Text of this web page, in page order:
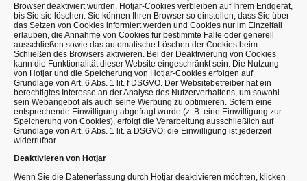
Browser deaktiviert wurden. Hotjar-Cookies verbleiben auf Ihrem Endgerät,
bis Sie sie löschen. Sie können Ihren Browser so einstellen, dass Sie über
das Setzen von Cookies informiert werden und Cookies nur im Einzelfall
erlauben, die Annahme von Cookies für bestimmte Fälle oder generell
ausschließen sowie das automatische Löschen der Cookies beim
Schließen des Browsers aktivieren. Bei der Deaktivierung von Cookies
kann die Funktionalität dieser Website eingeschränkt sein. Die Nutzung
von Hotjar und die Speicherung von Hotjar-Cookies erfolgen auf
Grundlage von Art. 6 Abs. 1 lit. f DSGVO. Der Websitebetreiber hat ein
berechtigtes Interesse an der Analyse des Nutzerverhaltens, um sowohl
sein Webangebot als auch seine Werbung zu optimieren. Sofern eine
entsprechende Einwilligung abgefragt wurde (z. B. eine Einwilligung zur
Speicherung von Cookies), erfolgt die Verarbeitung ausschließlich auf
Grundlage von Art. 6 Abs. 1 lit. a DSGVO; die Einwilligung ist jederzeit
widerrufbar.
Deaktivieren von Hotjar
Wenn Sie die Datenerfassung durch Hotjar deaktivieren möchten, klicken